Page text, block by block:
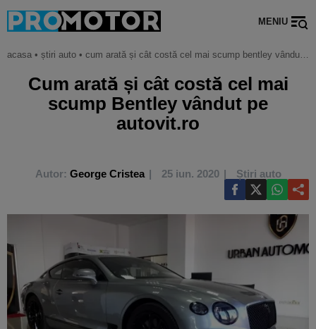
MENIU
acasa • știri auto • cum arată și cât costă cel mai scump bentley vândut pe autovit.ro
Cum arată și cât costă cel mai
scump Bentley vândut pe
autovit.ro
Autor: George Cristea 25 iun. 2020 Știri auto